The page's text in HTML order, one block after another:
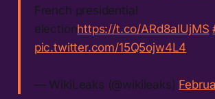
French presidential
electionhttps://t.co/ARd8alUjMS
pic.twitter.com/15Q5ojw4L4
— WikiLeaks (@wikileaks)